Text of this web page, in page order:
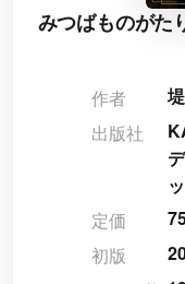
みつばものがた
作者
出版社
定価
初版